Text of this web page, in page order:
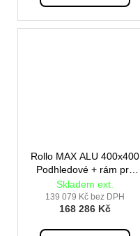
Rollo MAX ALU 400x400
Podhledové + rám pro
vestavbu
Skladem ext.
139 079 Kč bez DPH
168 286 Kč